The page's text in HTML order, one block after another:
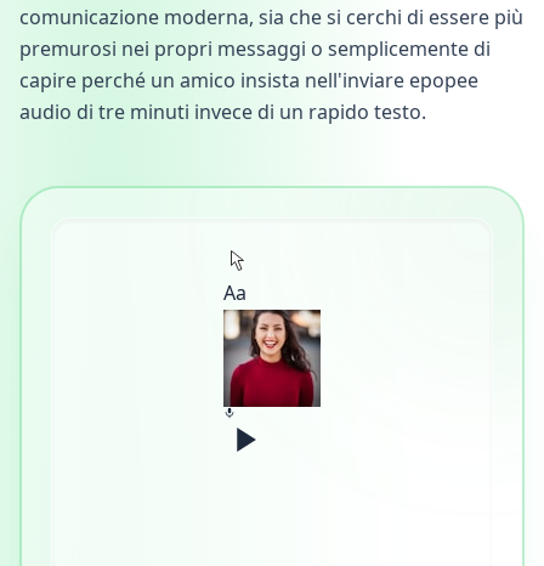
comunicazione moderna, sia che si cerchi di essere più
premurosi nei propri messaggi o semplicemente di
capire perché un amico insista nell'inviare epopee
audio di tre minuti invece di un rapido testo.
Aa